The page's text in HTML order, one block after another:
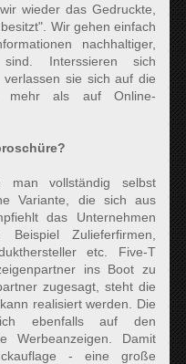
wieder das Gedruckte,
Wir gehen einfach
nachhaltiger,
Interssieren sich
sie sich auf die
mehr als auf Online-
man vollständig selbst
Variante, die sich aus
das Unternehmen
Zulieferfirmen,
etc. Five-T
ins Boot zu
zugesagt, steht die
realisiert werden. Die
ebenfalls auf den
Werbeanzeigen. Damit
- eine große